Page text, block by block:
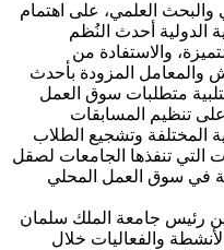
والبحث العلمي، على اهتمام
الدولية أحدث النُظم
والاستفادة من
والمعامل المزودة بأحدث
متطلبات سوق العمل
على تنظيم المسابقات
المختلفة وتشجيع الطلاب
التي تنفذها الجامعات لصقل
في سوق العمل المحلي
رئيس جامعة الملك سلمان
والفعاليات خلال